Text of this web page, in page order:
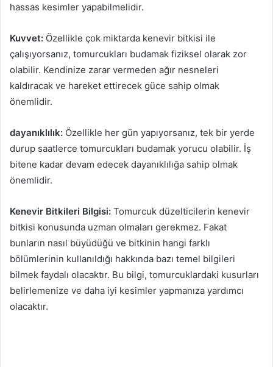
hassas kesimler yapabilmelidir.
Kuvvet: Özellikle çok miktarda kenevir bitkisi ile
çalışıyorsanız, tomurcukları budamak fiziksel olarak zor
olabilir. Kendinize zarar vermeden ağır nesneleri
kaldıracak ve hareket ettirecek güce sahip olmak
önemlidir.
dayanıklılık: Özellikle her gün yapıyorsanız, tek bir yerde
durup saatlerce tomurcukları budamak yorucu olabilir. İş
bitene kadar devam edecek dayanıklılığa sahip olmak
önemlidir.
Kenevir Bitkileri Bilgisi: Tomurcuk düzelticilerin kenevir
bitkisi konusunda uzman olmaları gerekmez. Fakat
bunların nasıl büyüdüğü ve bitkinin hangi farklı
bölümlerinin kullanıldığı hakkında bazı temel bilgileri
bilmek faydalı olacaktır. Bu bilgi, tomurcuklardaki kusurları
belirlemenize ve daha iyi kesimler yapmanıza yardımcı
olacaktır.